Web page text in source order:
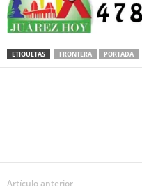
ETIQUETAS FRONTERA PORTADA
Artículo anterior